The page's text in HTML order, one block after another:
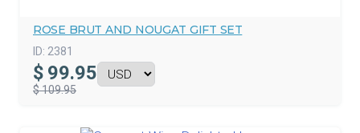
ROSE BRUT AND NOUGAT GIFT SET
ID: 2381
$ 99.95
$ 109.95